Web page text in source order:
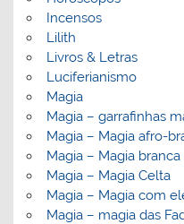
Incensos
Lilith
Livros & Letras
Luciferianismo
Magia
Magia – garrafinhas
Magia – Magia afro-
Magia – Magia branca
Magia – Magia Celta
Magia – Magia com
Magia – magia das